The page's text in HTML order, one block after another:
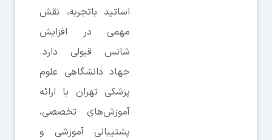
اساتید باتجربه، نقش
مهمی در افزایش
شانس قبولی دارد.
جهاد دانشگاهی علوم
پزشکی تهران با ارائه
آموزش‌های تخصصی،
پشتیبانی آموزشی و